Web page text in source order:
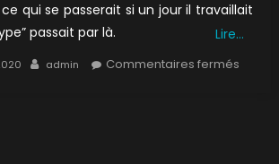
qui se passerait si un jour il travaillait
passait par là.
Lire…
Author
admin Commentaires ferméssur